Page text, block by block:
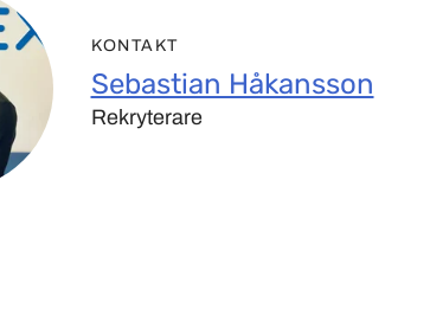
KONTAKT
Sebastian Håkansson
Rekryterare